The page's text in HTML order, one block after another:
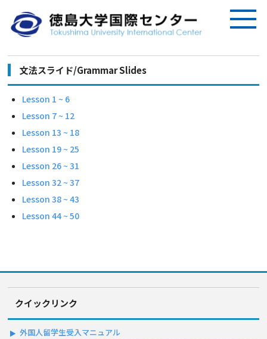
文法スライド/Grammar Slides
Lesson 1 ~ 6
Lesson 7 ~ 12
Lesson 13 ~ 18
Lesson 19 ~ 25
Lesson 26 ~ 31
Lesson 32 ~ 37
Lesson 38 ~ 43
Lesson 44 ~ 50
クイックリンク
外国人留学生受入マニュアル